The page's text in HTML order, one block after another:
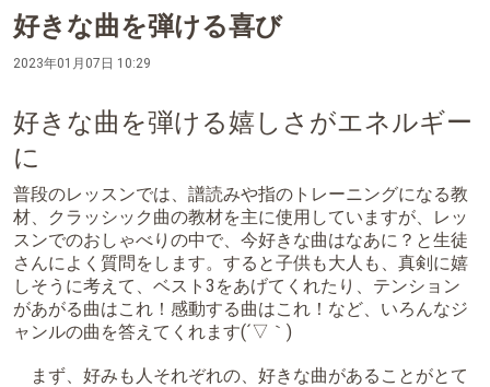
好きな曲を弾ける喜び
2023年01月07日 10:29
好きな曲を弾ける嬉しさがエネルギー
に
普段のレッスンでは、譜読みや指のトレーニングになる教
材、クラッシック曲の教材を主に使用していますが、レッ
スンでのおしゃべりの中で、今好きな曲はなあに？と生徒
さんによく質問をします。すると子供も大人も、真剣に嬉
しそうに考えて、ベスト3をあげてくれたり、テンション
があがる曲はこれ！感動する曲はこれ！など、いろんなジ
ャンルの曲を答えてくれます(´▽｀)
まず、好みも人それぞれの、好きな曲があることがとて